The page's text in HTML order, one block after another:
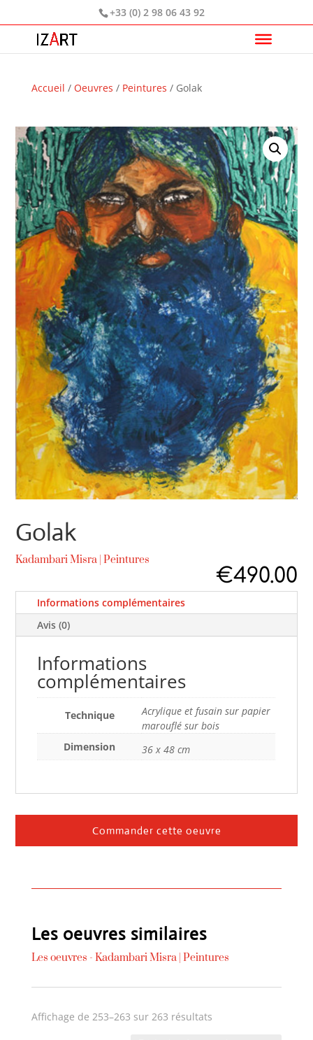
+33 (0) 2 98 06 43 92
Accueil / Oeuvres / Peintures / Golak
Golak
Kadambari Misra |Peintures
€490.00
Informations complémentaires
Avis (0)
Informations
complémentaires
Technique
Acrylique et fusain sur papier
marouflé sur bois
Dimension
36 x 48 cm
Commander cette oeuvre
Les oeuvres similaires
Les oeuvres - Kadambari Misra| Peintures
Affichage de 253–263 sur 263 résultatsTrié